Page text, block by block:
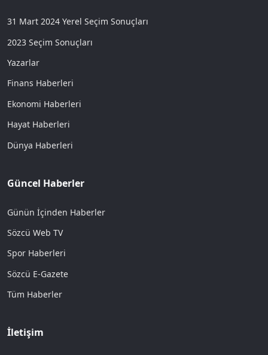
31 Mart 2024 Yerel Seçim Sonuçları
2023 Seçim Sonuçları
Yazarlar
Finans Haberleri
Ekonomi Haberleri
Hayat Haberleri
Dünya Haberleri
Güncel Haberler
Günün İçinden Haberler
Sözcü Web TV
Spor Haberleri
Sözcü E-Gazete
Tüm Haberler
İletişim